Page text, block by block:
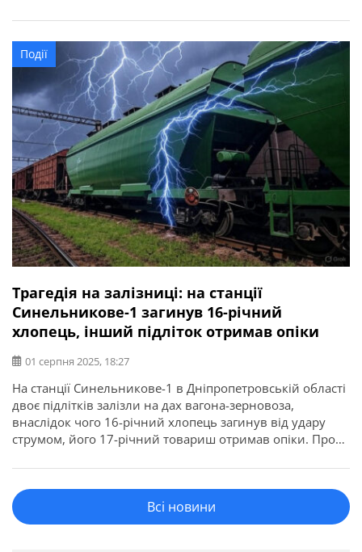
чоловік та жінка, 1957 та 1958 років народження.
Події
Трагедія на залізниці: на станції
Синельникове-1 загинув 16-річний
хлопець, інший підліток отримав опіки
01 серпня 2025, 18:27
На станції Синельникове-1 в Дніпропетровській області
двоє підлітків залізли на дах вагона-зерновоза,
внаслідок чого 16-річний хлопець загинув від удару
струмом, його 17-річний товариш отримав опіки. Про
на станції Синельникове-1 на даху зерновоза від
ураження струмом напругою 3,3 кВ загинув 16-річний
підліток. Його 17-літній товариш, який намагався
надати допомогу постраждалому, теж […]
Всі новини